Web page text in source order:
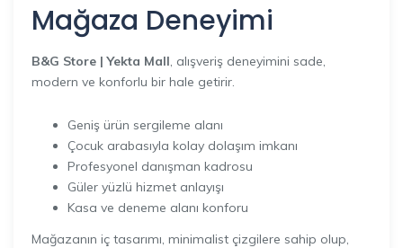
Mağaza Deneyimi
B&G Store | Yekta Mall, alışveriş deneyimini sade,
modern ve konforlu bir hale getirir.
Geniş ürün sergileme alanı
Çocuk arabasıyla kolay dolaşım imkanı
Profesyonel danışman kadrosu
Güler yüzlü hizmet anlayışı
Kasa ve deneme alanı konforu
Mağazanın iç tasarımı, minimalist çizgilere sahip olup,